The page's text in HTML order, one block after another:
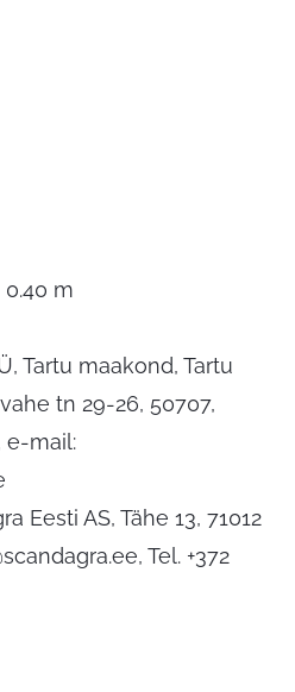
0.40 m
Tartu maakond, Tartu
tn 29-26, 50707,
e-mail:
Eesti AS, Tähe 13, 71012
, Tel. +372